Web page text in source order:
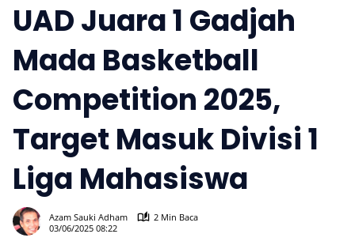
UAD Juara 1 Gadjah
Mada Basketball
Competition 2025,
Target Masuk Divisi 1
Liga Mahasiswa
Azam Sauki Adham
2 Min Baca
03/06/2025 08:22